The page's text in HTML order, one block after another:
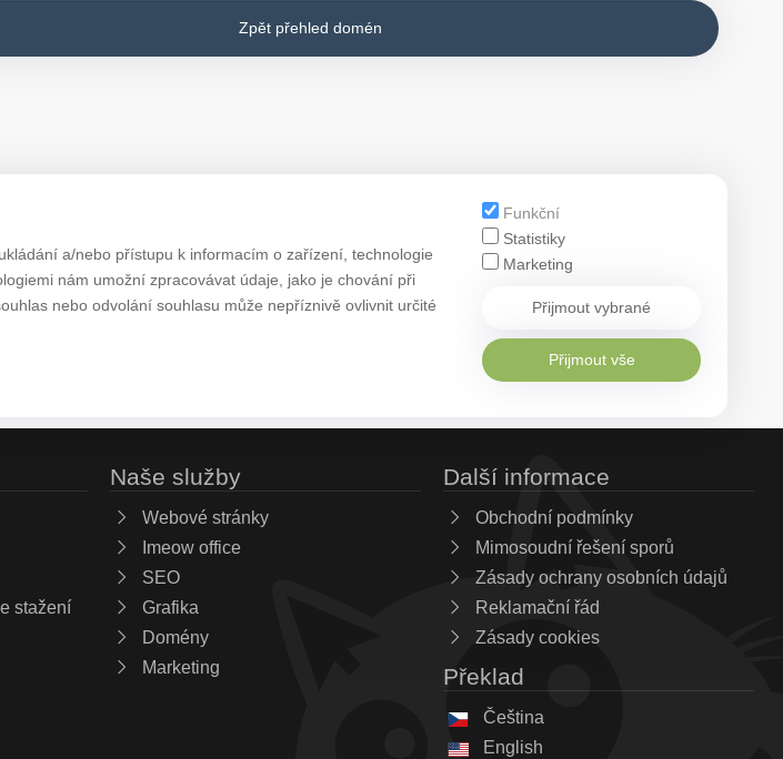
Zpět přehled domén
a/nebo přístupu k informacím o zařízení, technologie
nám umožní zpracovávat údaje, jako je chování při
nebo odvolání souhlasu může nepříznivě ovlivnit určité
Funkční
Statistiky
Marketing
Přijmout vybrané
Přijmout vše
stažení
Naše služby
Webové stránky
Imeow office
SEO
Grafika
Domény
Marketing
Další informace
Obchodní podmínky
Mimosoudní řešení sporů
Zásady ochrany osobních údajů
Reklamační řád
Zásady cookies
Překlad
Čeština
English